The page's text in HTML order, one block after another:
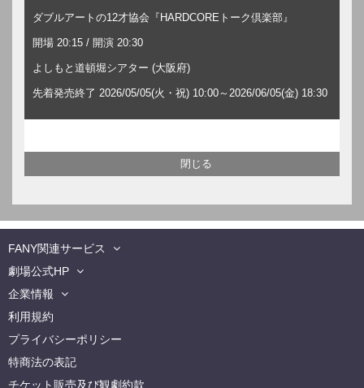
ダブルアートの12才協会『HARDCOREトーク倶楽部』
開場 20:15 / 開演 20:30
よしもと道頓堀シアター (大阪府)
先着発売終了 2026/05/05(火・祝) 10:00～2026/06/05(金) 18:30
FANY関連サービス
劇場公式HP
企業情報
利用規約
プライバシーポリシー
特商法の表記
チケット販売及び観劇約款